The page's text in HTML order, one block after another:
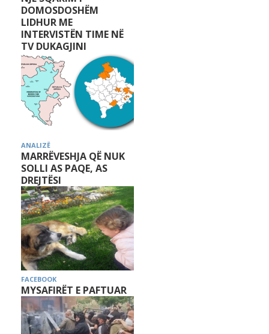
DOMOSDOSHËM
LIDHUR ME
INTERVISTËN TIME NË
TV DUKAGJINI
ANALIZË
MARRËVESHJA QË NUK
SOLLI AS PAQE, AS
DREJTËSI
FACEBOOK
MYSAFIRËT E PAFTUAR